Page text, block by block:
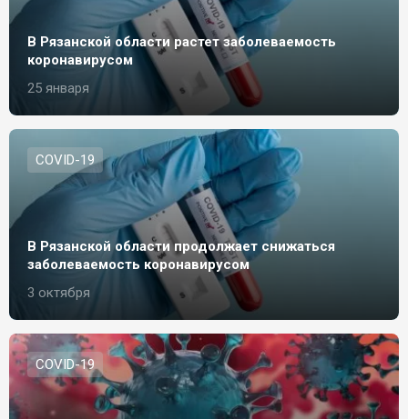
В Рязанской области растет заболеваемость
коронавирусом
25 января
СOVID-19
В Рязанской области продолжает снижаться
заболеваемость коронавирусом
3 октября
СOVID-19